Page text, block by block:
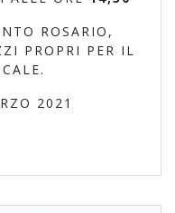
ROSARIO,
PROPRI PER IL
2021